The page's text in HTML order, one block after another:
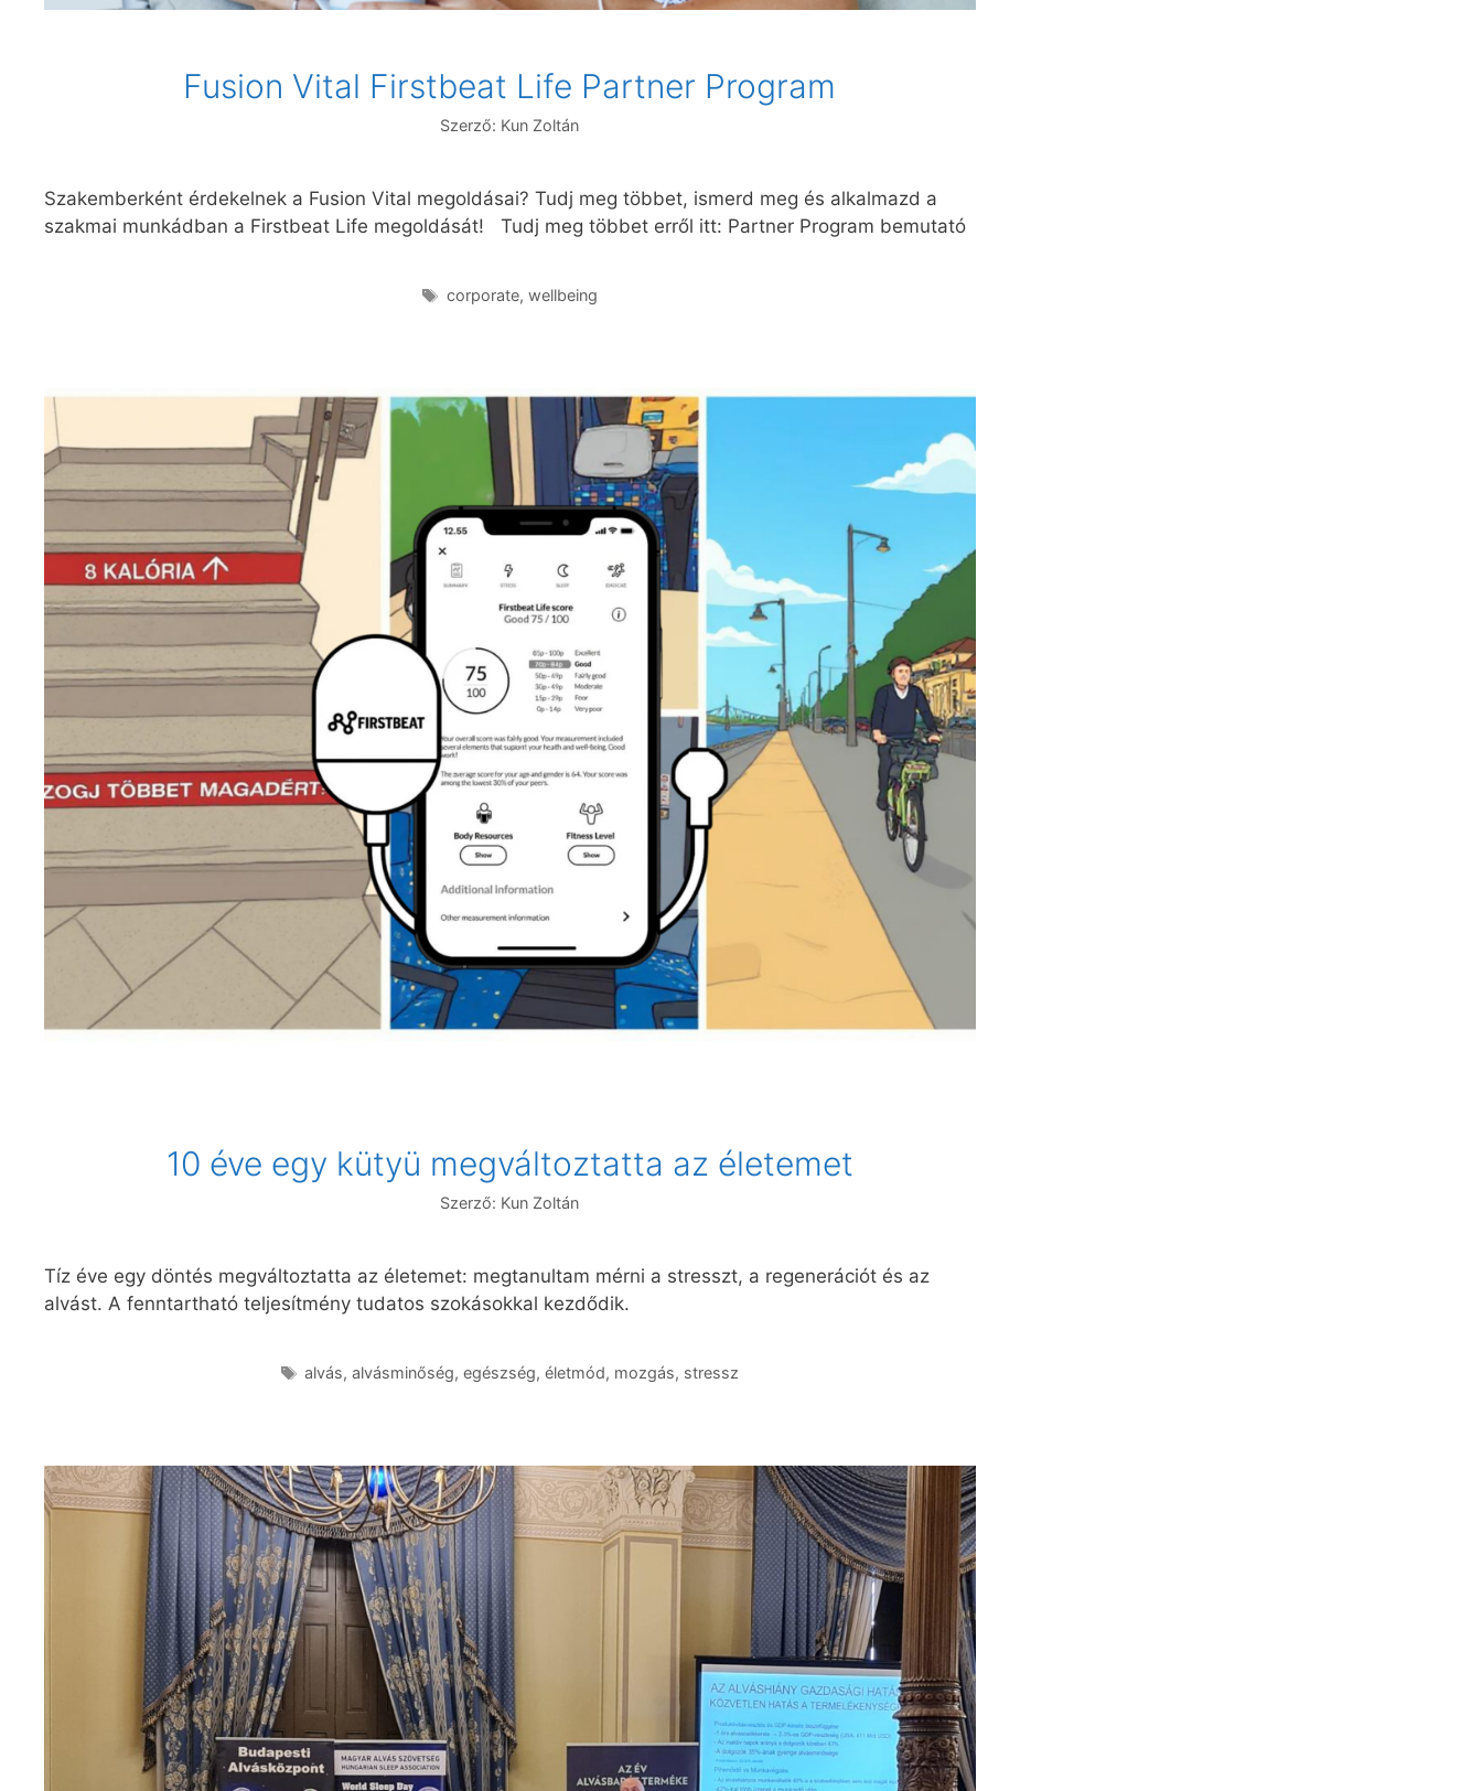
Fusion Vital Firstbeat Life Partner Program
Szerző: Kun Zoltán
Szakemberként érdekelnek a Fusion Vital megoldásai? Tudj meg többet, ismerd meg és alkalmazd a
szakmai munkádban a Firstbeat Life megoldását! Tudj meg többet erről itt: Partner Program bemutató
corporate, wellbeing
10 éve egy kütyü megváltoztatta az életemet
Szerző: Kun Zoltán
Tíz éve egy döntés megváltoztatta az életemet: megtanultam mérni a stresszt, a regenerációt és az
alvást. A fenntartható teljesítmény tudatos szokásokkal kezdődik.
alvás,alvásminőség,egészség,életmód, mozgás, stressz